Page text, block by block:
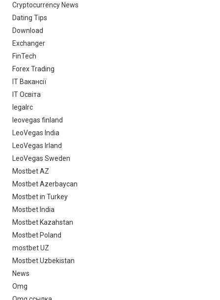
Cryptocurrency News
Dating Tips
Download
Exchanger
FinTech
Forex Trading
IT Вакансії
IT Освіта
legalrc
leovegas finland
LeoVegas India
LeoVegas Irland
LeoVegas Sweden
Mostbet AZ
Mostbet Azerbaycan
Mostbet in Turkey
Mostbet India
Mostbet Kazahstan
Mostbet Poland
mostbet UZ
Mostbet Uzbekistan
News
Omg